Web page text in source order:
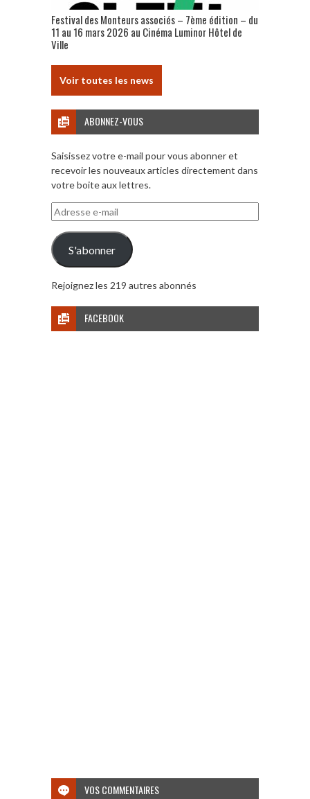
Festival des Monteurs associés – 7ème édition – du
11 au 16 mars 2026 au Cinéma Luminor Hôtel de
Ville
Voir toutes les news
ABONNEZ-VOUS
Saisissez votre e-mail pour vous abonner et
recevoir les nouveaux articles directement dans
votre boite aux lettres.
Adresse
e-
mail
S'abonner
Rejoignez les 219 autres abonnés
FACEBOOK
VOS COMMENTAIRES